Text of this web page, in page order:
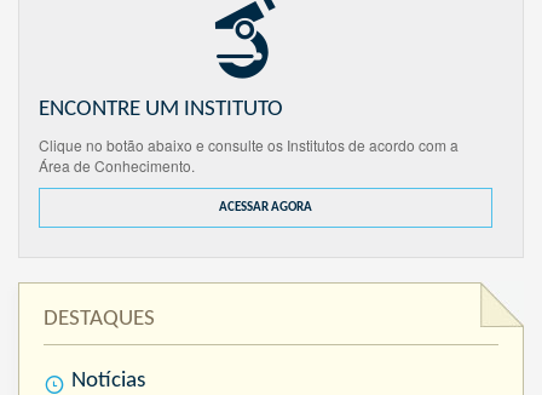
ENCONTRE UM INSTITUTO
Clique no botão abaixo e consulte os Institutos de acordo com a
Área de Conhecimento.
ACESSAR AGORA
DESTAQUES
Notícias